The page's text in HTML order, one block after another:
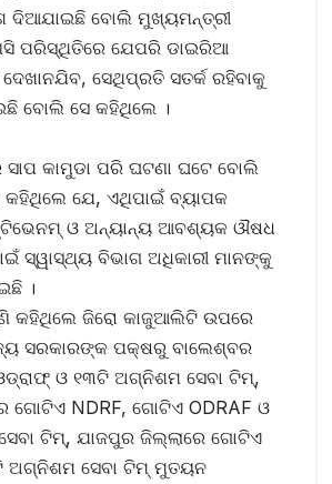
ଦିଆଯାଇଛି ବୋଲି ମୁଖ୍ୟମନ୍ତ୍ରୀ
ପରିସ୍ଥିତିରେ ଯେପରି ଡାଇରିଆ
ସେଥିପ୍ରତି ସତର୍କ ରହିବାକୁ
ବୋଲି ସେ କହିଥିଲେ ।
ସାପ କାମୁଡା ପରି ଘଟଣା ଘଟେ ବୋଲି
କହିଥିଲେ ଯେ, ଏଥିପାଇଁ ବ୍ୟାପକ
ଓ ଅନ୍ୟାନ୍ୟ ଆବଶ୍ୟକ ଔଷଧ
ସ୍ୱାସ୍ଥ୍ୟ ବିଭାଗ ଅଧିକାରୀ ମାନଙ୍କୁ
।
କହିଥିଲେ ଜିରୋ କାଜୁଆଲିଟି ଉପରେ
ସରକାରଙ୍କ ପକ୍ଷରୁ ବାଲେଶ୍ବର
ଓ ୧୩ଟି ଅଗ୍ନିଶମ ସେବା ଟିମ୍‍,
NDRF, ଗୋଟିଏ ODRAF ଓ
ଟିମ୍, ଯାଜପୁର ଜିଲ୍ଲାରେ ଗୋଟିଏ
ଅଗ୍ନିଶମ ସେବା ଟିମ୍‍ ମୁତୟନ